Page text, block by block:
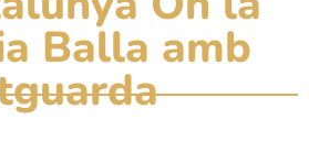
Balla amb